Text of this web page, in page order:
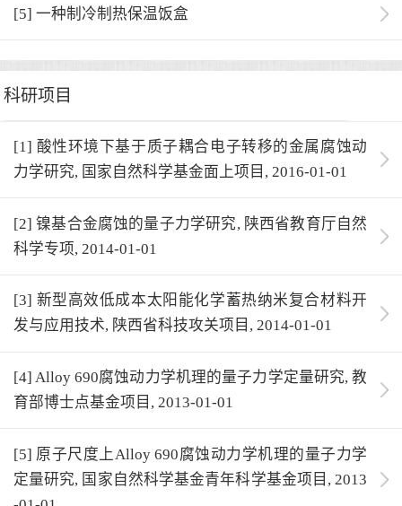
[5] 一种制冷制热保温饭盒
科研项目
[1] 酸性环境下基于质子耦合电子转移的金属腐蚀动
力学研究, 国家自然科学基金面上项目, 2016-01-01
[2] 镍基合金腐蚀的量子力学研究, 陕西省教育厅自然
科学专项, 2014-01-01
[3] 新型高效低成本太阳能化学蓄热纳米复合材料开
发与应用技术, 陕西省科技攻关项目, 2014-01-01
[4] Alloy 690腐蚀动力学机理的量子力学定量研究, 教
育部博士点基金项目, 2013-01-01
[5] 原子尺度上Alloy 690腐蚀动力学机理的量子力学
定量研究, 国家自然科学基金青年科学基金项目, 2013